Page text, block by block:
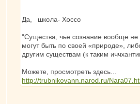
Да, школа- Хоссо
"Существа, чье сознание вообще
могут быть по своей «природе»,
другим существам (к таким
Можете, просмотреть здесь...
http://trubnikovann.narod.ru/